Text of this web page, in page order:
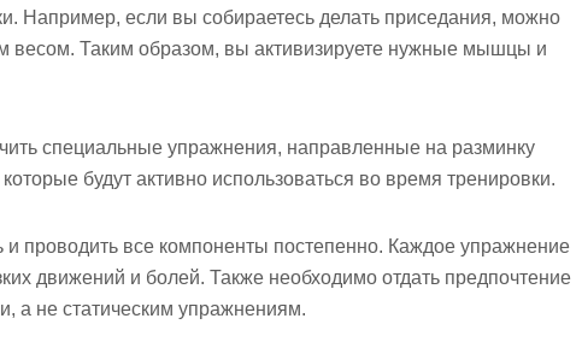
Например, если вы собираетесь делать приседания, можно
весом. Таким образом, вы активизируете нужные мышцы и
специальные упражнения, направленные на разминку
будут активно использоваться во время тренировки.
проводить все компоненты постепенно. Каждое упражнение
движений и болей. Также необходимо отдать предпочтение
а не статическим упражнениям.